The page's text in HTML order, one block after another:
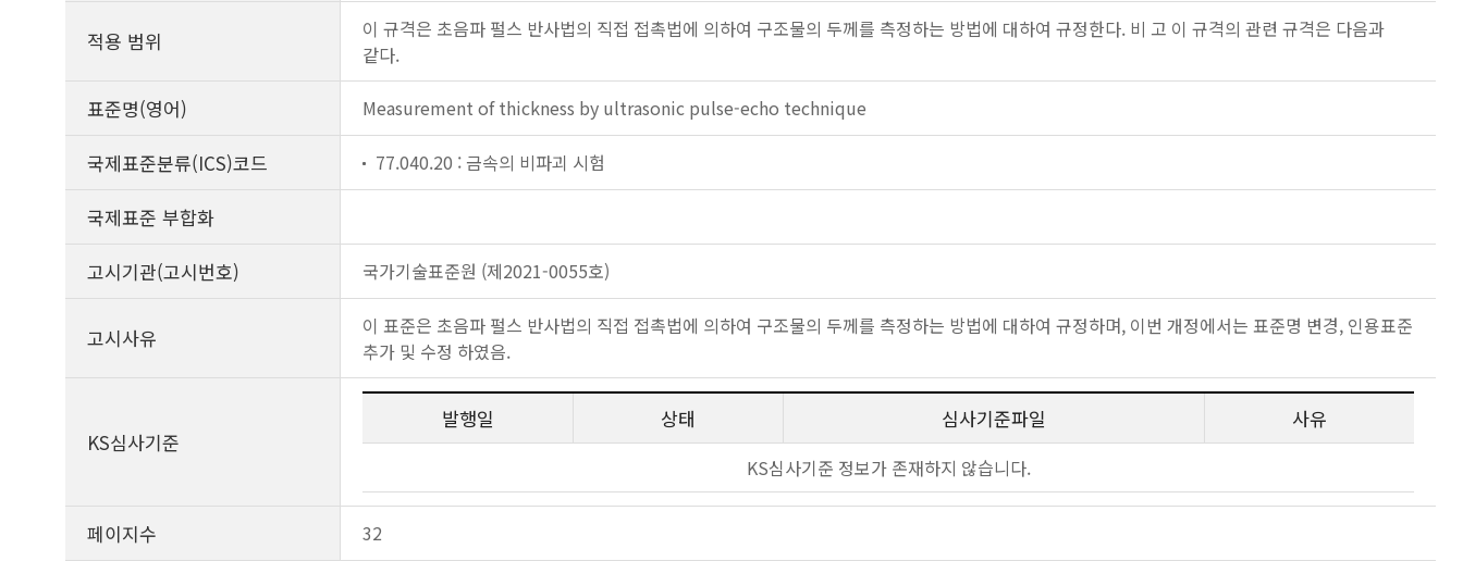
적용 범위
이 규격은 초음파 펄스 반사법의 직접 접촉법에 의하여 구조물의 두께를 측정하는 방법에 대하여 규정한다. 비 고 이 규격의 관련 규격은 다음과
같다.
표준명(영어) Measurement of thickness by ultrasonic pulse-echo technique
국제표준분류(ICS)코드 77.040.20 : 금속의 비파괴 시험
국제표준 부합화
고시기관(고시번호)
국가기술표준원 (제2021-0055호)
고시사유
이 표준은 초음파 펄스 반사법의 직접 접촉법에 의하여 구조물의 두께를 측정하는 방법에 대하여 규정하며, 이번 개정에서는 표준명 변경, 인용표준
추가 및 수정 하였음.
KS심사기준
발행일 상태 심사기준파일 사유
KS심사기준 정보가 존재하지 않습니다.
페이지수 32